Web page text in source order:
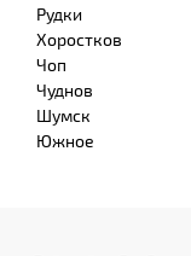
Рудки
Хоростков
Чоп
Чуднов
Шумск
Южное